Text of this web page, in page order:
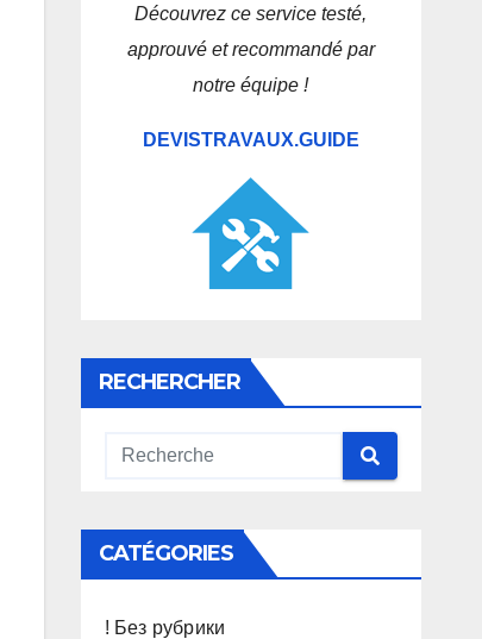
Découvrez ce service testé,
approuvé et recommandé par
notre équipe !
DEVISTRAVAUX.GUIDE
RECHERCHER
CATÉGORIES
! Без рубрики